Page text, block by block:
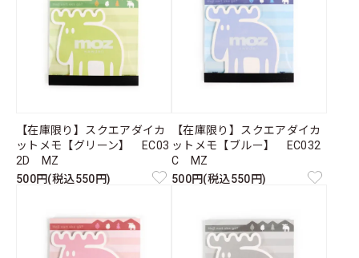
【在庫限り】スクエアダイカ
ットメモ【グリーン】 EC03
2D MZ
500円(税込550円)
【在庫限り】スクエアダイカ
ットメモ【ブルー】 EC032
C MZ
500円(税込550円)